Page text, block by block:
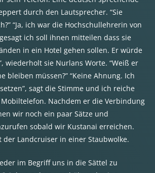
durch den Lautsprecher. “Sie
“Ja, ich war die Hochschullehrerin von
ich soll ihnen mitteilen dass sie
in ein Hotel gehen sollen. Er würde
wiederholt sie Nurlans Worte. “Weiß er
bleiben müssen?” “Keine Ahnung. Ich
sagt die Stimme und ich reiche
Nachdem er die Verbindung
wir noch ein paar Sätze und
sobald wir Kustanai erreichen.
der Landcruiser in einer Staubwolke.
im Begriff uns in die Sättel zu